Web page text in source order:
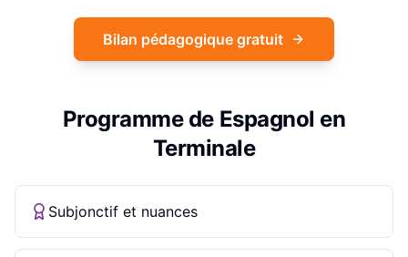
Bilan pédagogique gratuit
Programme de Espagnol en
Terminale
Subjonctif et nuances